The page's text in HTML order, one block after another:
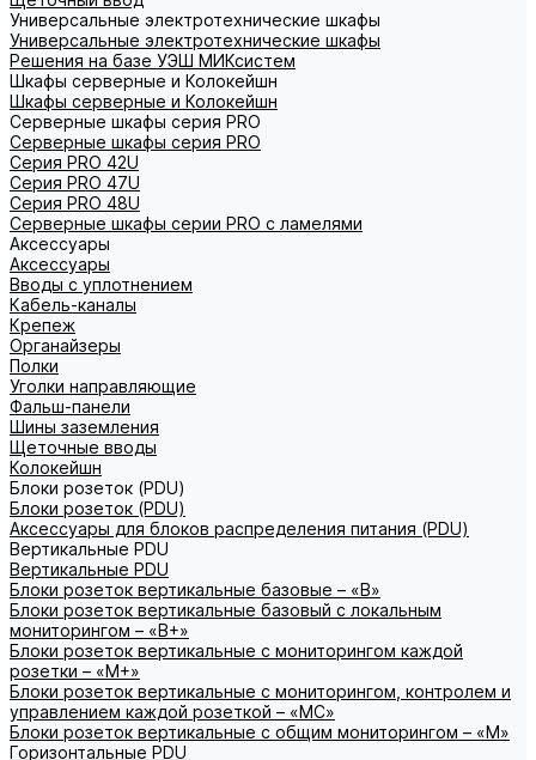
Универсальные электротехнические шкафы
Универсальные электротехнические шкафы
Решения на базе УЭШ МИКсистем
Шкафы серверные и Колокейшн
Шкафы серверные и Колокейшн
Серверные шкафы серия PRO
Серверные шкафы серия PRO
Серия PRO 42U
Серия PRO 47U
Серия PRO 48U
Серверные шкафы серии PRO с ламелями
Аксессуары
Аксессуары
Вводы с уплотнением
Кабель-каналы
Крепеж
Органайзеры
Полки
Уголки направляющие
Фальш-панели
Шины заземления
Щеточные вводы
Колокейшн
Блоки розеток (PDU)
Блоки розеток (PDU)
Аксессуары для блоков распределения питания (PDU)
Вертикальные PDU
Вертикальные PDU
Блоки розеток вертикальные базовые – «В»
Блоки розеток вертикальные базовый с локальным
мониторингом – «В+»
Блоки розеток вертикальные с мониторингом каждой
розетки – «М+»
Блоки розеток вертикальные с мониторингом, контролем и
управлением каждой розеткой – «МС»
Блоки розеток вертикальные с общим мониторингом – «М»
Горизонтальные PDU